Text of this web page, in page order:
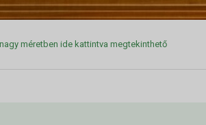
méretben ide kattintva megtekinthető